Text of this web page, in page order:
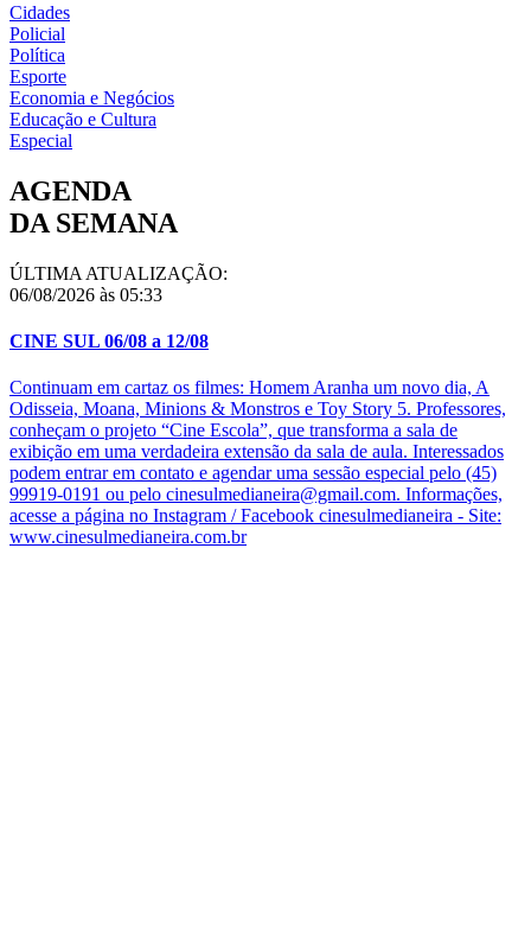
Cidades
Policial
Política
Esporte
Economia e Negócios
Educação e Cultura
Especial
AGENDA
DA SEMANA
ÚLTIMA ATUALIZAÇÃO:
06/08/2026 às 05:33
CINE SUL 06/08 a 12/08
Continuam em cartaz os filmes: Homem Aranha um novo dia, A
Odisseia, Moana, Minions & Monstros e Toy Story 5. Professores,
conheçam o projeto “Cine Escola”, que transforma a sala de
exibição em uma verdadeira extensão da sala de aula. Interessados
podem entrar em contato e agendar uma sessão especial pelo (45)
99919-0191 ou pelo cinesulmedianeira@gmail.com. Informações,
acesse a página no Instagram / Facebook cinesulmedianeira - Site:
www.cinesulmedianeira.com.br